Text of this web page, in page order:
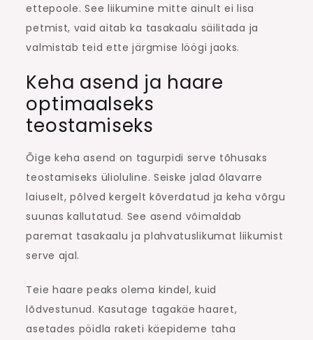
ettepoole. See liikumine mitte ainult ei lisa
petmist, vaid aitab ka tasakaalu säilitada ja
valmistab teid ette järgmise löögi jaoks.
Keha asend ja haare
optimaalseks
teostamiseks
Õige keha asend on tagurpidi serve tõhusaks
teostamiseks ülioluline. Seiske jalad õlavarre
laiuselt, põlved kergelt kõverdatud ja keha võrgu
suunas kallutatud. See asend võimaldab
paremat tasakaalu ja plahvatuslikumat liikumist
serve ajal.
Teie haare peaks olema kindel, kuid
lõdvestunud. Kasutage tagakäe haaret,
asetades pöidla raketi käepideme taha